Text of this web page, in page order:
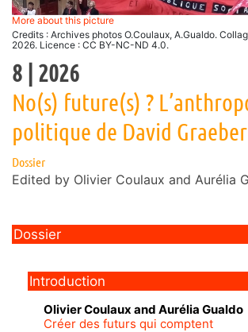
More about this picture
Credits : Archives photos O.Coulaux, A.Gualdo.
2026. Licence : CC BY-NC-ND 4.0.
8 | 2026
No(s) future(s) ?
politique de David Graeber
Dossier
Edited by Olivier Coulaux and Aurélia
Dossier
Introduction
OlivierCoulaux and Aurélia Gualdo
Créer des futurs qui comptent